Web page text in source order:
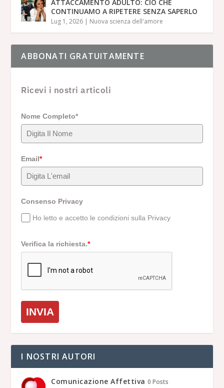
ATTACCAMENTO ADULTO: CIÒ CHE
CONTINUAMO A RIPETERE SENZA SAPERLO
Lug 1, 2026 | Nuova scienza dell'amore
ABBONATI GRATUITAMENTE
Ricevi i nostri articoli
Nome Completo*
Email*
Consenso Privacy
Ho letto e accetto le condizioni sulla Privacy
Verifica la richiesta.*
INVIA
I NOSTRI AUTORI
Comunicazione Affettiva 0 Posts